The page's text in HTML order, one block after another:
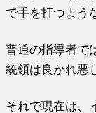
で手を打つよう
普通の指導者で
統領は良かれ悪
それで現在は、